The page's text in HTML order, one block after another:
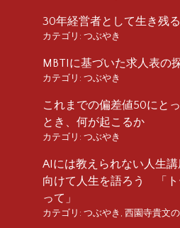
30年経営者として生き残
カテゴリ: つぶやき
MBTIに基づいた求人表の
カテゴリ: つぶやき
これまでの偏差値50にと
とき、何が起こるか
カテゴリ: つぶやき
AIには教えられない人生
向けて人生を語ろう 「ト
って」
カテゴリ: つぶやき , 西園寺貴文